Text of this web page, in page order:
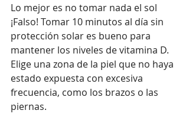
Lo mejor es no tomar nada el sol
¡Falso! Tomar 10 minutos al día sin
protección solar es bueno para
mantener los niveles de vitamina D.
Elige una zona de la piel que no haya
estado expuesta con excesiva
frecuencia, como los brazos o las
piernas.